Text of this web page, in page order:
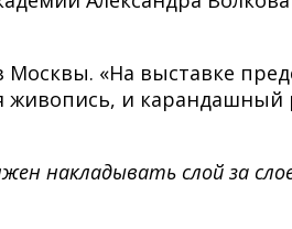
«На выставке
живопись, и карандашный
накладывать слой за